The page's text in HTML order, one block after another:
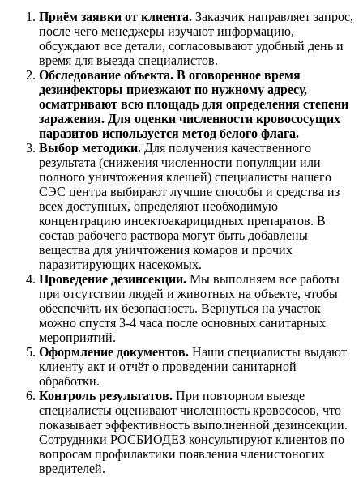
Приём заявки от клиента. Заказчик направляет запрос,
после чего менеджеры изучают информацию,
обсуждают все детали, согласовывают удобный день и
время для выезда специалистов.
Обследование объекта. В оговоренное время
дезинфекторы приезжают по нужному адресу,
осматривают всю площадь для определения степени
заражения. Для оценки численности кровососущих
паразитов используется метод белого флага.
Выбор методики. Для получения качественного
результата (снижения численности популяции или
полного уничтожения клещей) специалисты нашего
СЭС центра выбирают лучшие способы и средства из
всех доступных, определяют необходимую
концентрацию инсектоакарицидных препаратов. В
состав рабочего раствора могут быть добавлены
вещества для уничтожения комаров и прочих
паразитирующих насекомых.
Проведение дезинсекции. Мы выполняем все работы
при отсутствии людей и животных на объекте, чтобы
обеспечить их безопасность. Вернуться на участок
можно спустя 3-4 часа после основных санитарных
мероприятий.
Оформление документов. Наши специалисты выдают
клиенту акт и отчёт о проведении санитарной
обработки.
Контроль результатов. При повторном выезде
специалисты оценивают численность кровососов, что
показывает эффективность выполненной дезинсекции.
Сотрудники РОСБИОДЕЗ консультируют клиентов по
вопросам профилактики появления членистоногих
вредителей.